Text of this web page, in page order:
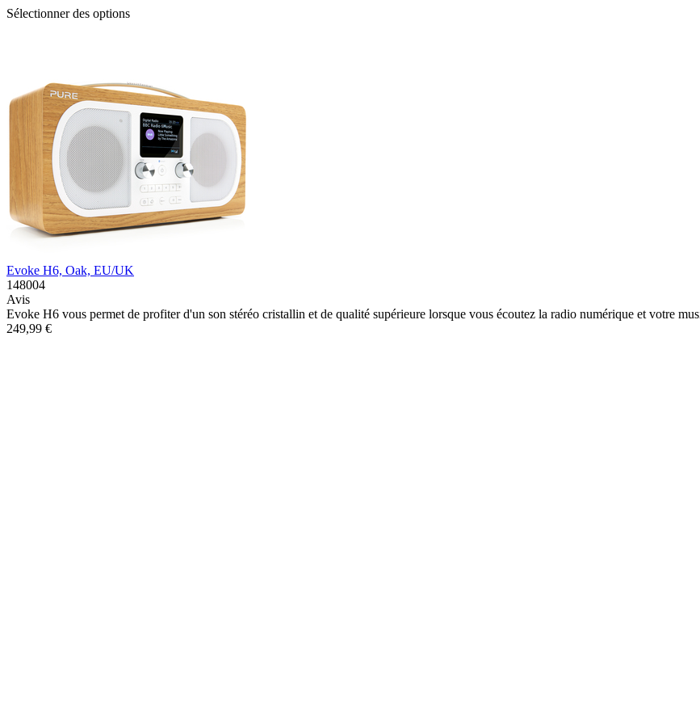
Sélectionner des options
Evoke H6, Oak, EU/UK
148004
Avis
Evoke H6 vous permet de profiter d'un son stéréo cristallin et de qualité supérieure lorsque vous écoutez la radio numérique et votre
249,99 €